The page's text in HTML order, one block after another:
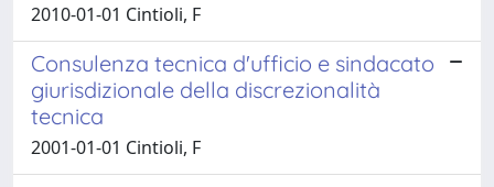
2010-01-01 Cintioli, F
Consulenza tecnica d'ufficio e sindacato
giurisdizionale della discrezionalità
tecnica
2001-01-01 Cintioli, F